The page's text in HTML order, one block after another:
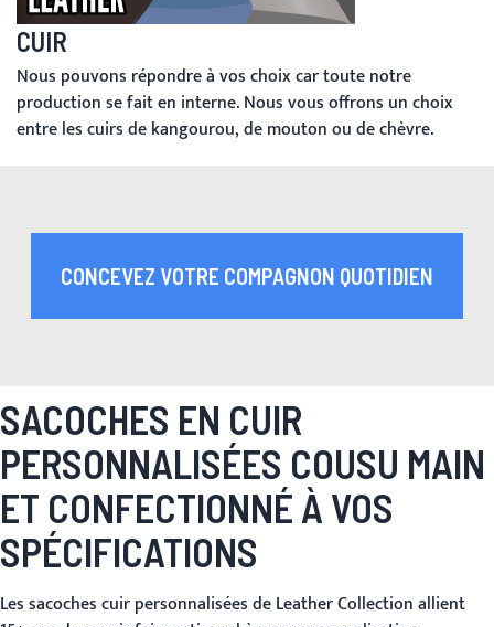
CUIR
Nous pouvons répondre à vos choix car toute notre
production se fait en interne. Nous vous offrons un choix
entre les cuirs de kangourou, de mouton ou de chèvre.
CONCEVEZ VOTRE COMPAGNON QUOTIDIEN
SACOCHES EN CUIR
PERSONNALISÉES COUSU MAIN
ET CONFECTIONNÉ À VOS
SPÉCIFICATIONS
Les sacoches cuir personnalisées de Leather Collection allient